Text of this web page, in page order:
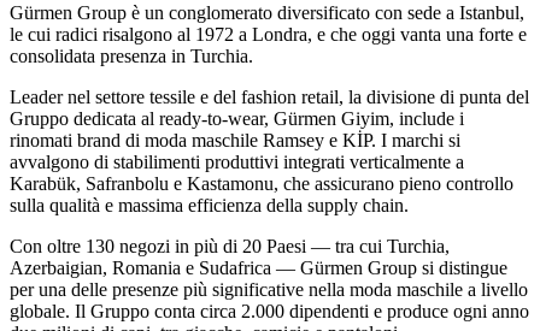
Gürmen Group è un conglomerato diversificato con sede a Istanbul,
le cui radici risalgono al 1972 a Londra, e che oggi vanta una forte e
consolidata presenza in Turchia.
Leader nel settore tessile e del fashion retail, la divisione di punta del
Gruppo dedicata al ready-to-wear, Gürmen Giyim, include i
rinomati brand di moda maschile Ramsey e KİP. I marchi si
avvalgono di stabilimenti produttivi integrati verticalmente a
Karabük, Safranbolu e Kastamonu, che assicurano pieno controllo
sulla qualità e massima efficienza della supply chain.
Con oltre 130 negozi in più di 20 Paesi — tra cui Turchia,
Azerbaigian, Romania e Sudafrica — Gürmen Group si distingue
per una delle presenze più significative nella moda maschile a livello
globale. Il Gruppo conta circa 2.000 dipendenti e produce ogni anno